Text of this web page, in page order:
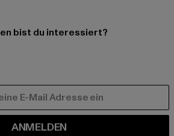
bist du interessiert?
ANMELDEN